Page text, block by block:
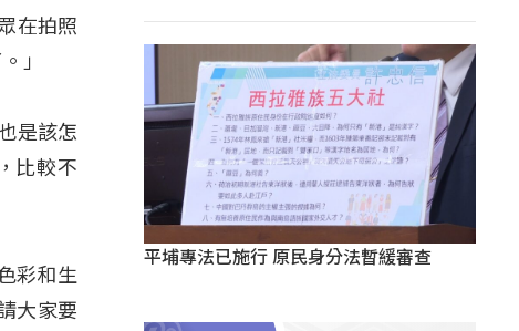
在拍照
」
是該怎
比較不
彩和生
大家要
平埔專法已施行 原民身分法暫緩審查